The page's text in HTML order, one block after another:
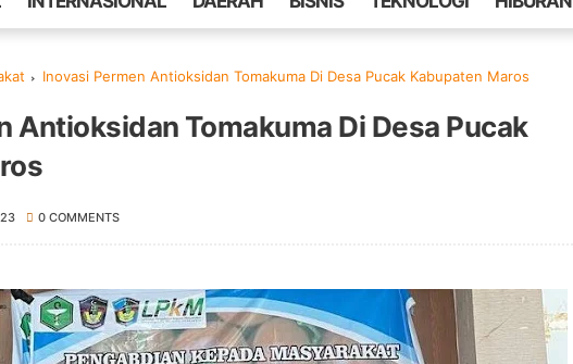
Inovasi Permen Antioksidan Tomakuma Di Desa Pucak Kabupaten Maros
Antioksidan Tomakuma Di Desa Pucak
0 COMMENTS